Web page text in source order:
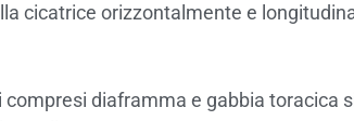
cicatrice orizzontalmente e
diaframma e gabbia toracica